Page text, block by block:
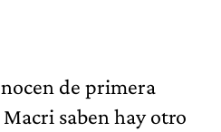
de primera
saben hay otro